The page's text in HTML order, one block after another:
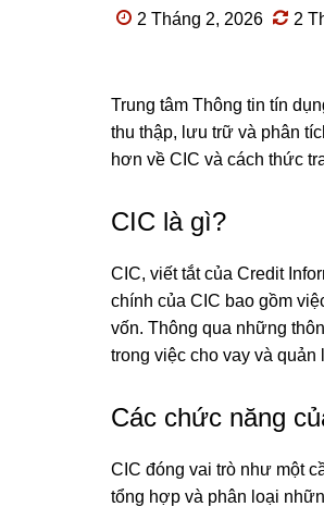
2 Tháng 2, 2026 2
Trung tâm Thông tin tín
thu thập, lưu trữ và phân
hơn về CIC và cách thức
CIC là gì?
CIC, viết tắt của Credit
chính của CIC bao gồm
vốn. Thông qua những
trong việc cho vay và quản
Các chức năng
CIC đóng vai trò như một
tổng hợp và phân loại